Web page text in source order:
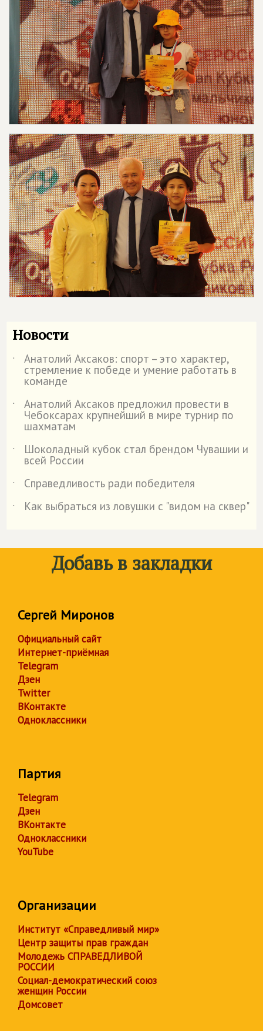
Новости
˙ Анатолий Аксаков: спорт – это характер,
стремление к победе и умение работать в
команде
˙
Анатолий Аксаков предложил провести в
Чебоксарах крупнейший в мире турнир по
шахматам
˙
Шоколадный кубок стал брендом Чувашии и
всей России
˙
Справедливость ради победителя
˙
Как выбраться из ловушки с "видом на сквер"
Добавь в закладки
Сергей Миронов
Официальный сайт
Интернет-приёмная
Telegram
Дзен
Twitter
ВКонтакте
Одноклассники
Партия
Telegram
Дзен
ВКонтакте
Одноклассники
YouTube
Организации
Институт «Справедливый мир»
Центр защиты прав граждан
Молодежь СПРАВЕДЛИВОЙ
РОССИИ
Социал-демократический союз
женщин России
Домсовет